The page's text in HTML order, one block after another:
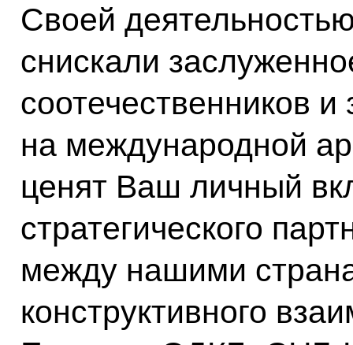
Своей
снискали
соотечественников
на международной
ценят Ваш личный
стратегического
между нашими
конструктивного